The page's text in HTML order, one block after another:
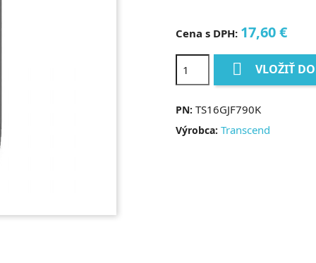
Cena s DPH: 17,60 €
 VLOŽIŤ
PN: TS16GJF790K
Výrobca: Transcend